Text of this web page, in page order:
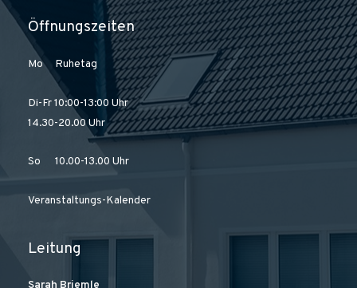
Öffnungszeiten
Mo Ruhetag
Di-Fr 10:00-13:00 Uhr
14.30-20.00 Uhr
So 10.00-13.00 Uhr
Veranstaltungs-Kalender
Leitung